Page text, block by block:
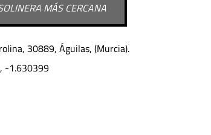
MÁS CERCANA
30889, Águilas, (Murcia).
-1.630399